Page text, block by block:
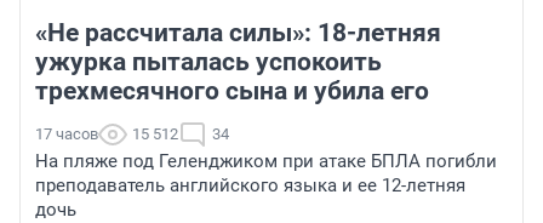
«Не рассчитала силы»: 18-летняя
ужурка пыталась успокоить
трехмесячного сына и убила его
17 часов 15 512 34
На пляже под Геленджиком при атаке БПЛА погибли
преподаватель английского языка и ее 12-летняя
дочь